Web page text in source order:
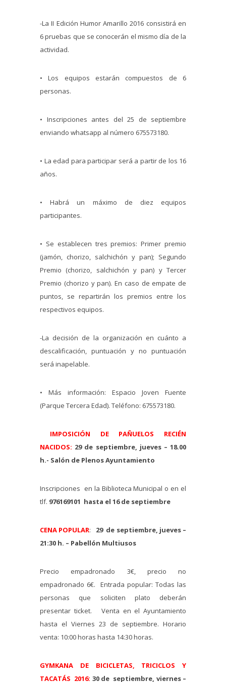
-La II Edición Humor Amarillo 2016 consistirá en
6 pruebas que se conocerán el mismo día de la
actividad.
• Los equipos estarán compuestos de 6
personas.
• Inscripciones antes del 25 de septiembre
enviando whatsapp al número 675573180.
• La edad para participar será a partir de los 16
años.
• Habrá un máximo de diez equipos
participantes.
• Se establecen tres premios: Primer premio
(jamón, chorizo, salchichón y pan); Segundo
Premio (chorizo, salchichón y pan) y Tercer
Premio (chorizo y pan). En caso de empate de
puntos, se repartirán los premios entre los
respectivos equipos.
-La decisión de la organización en cuánto a
descalificación, puntuación y no puntuación
será inapelable.
• Más información: Espacio Joven Fuente
(Parque Tercera Edad). Teléfono: 675573180.
IMPOSICIÓN DE PAÑUELOS RECIÉN
NACIDOS: 29 de septiembre, jueves – 18.00
h.- Salón de Plenos Ayuntamiento
Inscripciones en la Biblioteca Municipal o en el
tlf. 976169101 hasta el 16 de septiembre
CENA POPULAR:
29 de septiembre, jueves –
21:30 h. – Pabellón Multiusos
Precio empadronado 3€, precio no
empadronado 6€. Entrada popular: Todas las
personas que soliciten plato deberán
presentar ticket. Venta en el Ayuntamiento
hasta el Viernes 23 de septiembre. Horario
venta: 10:00 horas hasta 14:30 horas.
GYMKANA DE BICICLETAS, TRICICLOS Y
TACATÁS 2016: 30 de septiembre, viernes –